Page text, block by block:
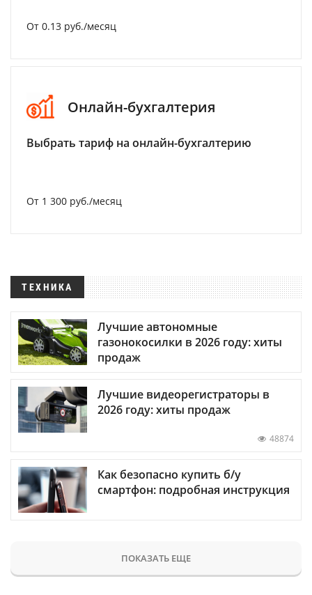
От 0.13 руб./месяц
Онлайн-бухгалтерия
Выбрать тариф на онлайн-бухгалтерию
От 1 300 руб./месяц
ТЕХНИКА
Лучшие автономные
газонокосилки в 2026 году: хиты
продаж
Лучшие видеорегистраторы в
2026 году: хиты продаж
48874
Как безопасно купить б/у
смартфон: подробная инструкция
ПОКАЗАТЬ ЕЩЕ